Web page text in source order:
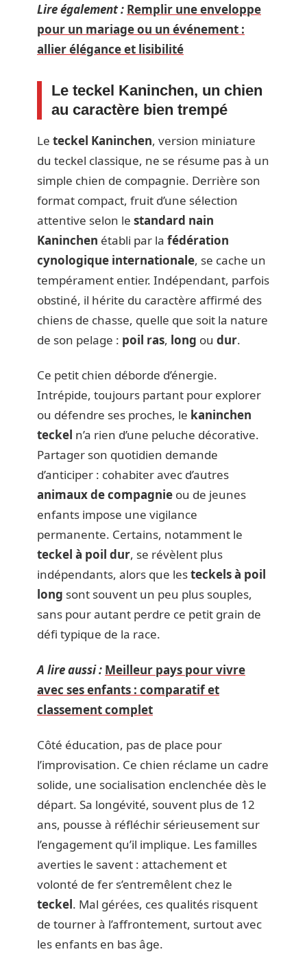
Lire également : Remplir une enveloppe
pour un mariage ou un événement :
allier élégance et lisibilité
Le teckel Kaninchen, un chien
au caractère bien trempé
Le teckel Kaninchen, version miniature
du teckel classique, ne se résume pas à un
simple chien de compagnie. Derrière son
format compact, fruit d’une sélection
attentive selon le standard nain
Kaninchen établi par la fédération
cynologique internationale, se cache un
tempérament entier. Indépendant, parfois
obstiné, il hérite du caractère affirmé des
chiens de chasse, quelle que soit la nature
de son pelage : poil ras, long ou dur.
Ce petit chien déborde d’énergie.
Intrépide, toujours partant pour explorer
ou défendre ses proches, le kaninchen
teckel n’a rien d’une peluche décorative.
Partager son quotidien demande
d’anticiper : cohabiter avec d’autres
animaux de compagnie ou de jeunes
enfants impose une vigilance
permanente. Certains, notamment le
teckel à poil dur, se révèlent plus
indépendants, alors que lesteckels à poil
long sont souvent un peu plus souples,
sans pour autant perdre ce petit grain de
défi typique de la race.
A lire aussi : Meilleur pays pour vivre
avec ses enfants : comparatif et
classement complet
Côté éducation, pas de place pour
l’improvisation. Ce chien réclame un cadre
solide, une socialisation enclenchée dès le
départ. Sa longévité, souvent plus de 12
ans, pousse à réfléchir sérieusement sur
l’engagement qu’il implique. Les familles
averties le savent : attachement et
volonté de fer s’entremêlent chez le
teckel. Mal gérées, ces qualités risquent
de tourner à l’affrontement, surtout avec
les enfants en bas âge.